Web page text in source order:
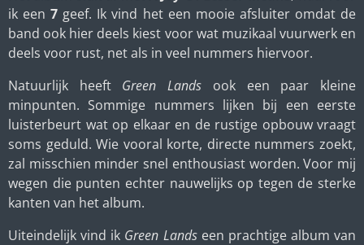
ik een7 geef. Ik vind het een mooie afsluiter omdat de
band ook hier deels kiest voor wat muzikaal vuurwerk en
deels voor rust, net als in veel nummers hiervoor.
Natuurlijk heeft Green Lands ook een paar kleine
minpunten. Sommige nummers lijken bij een eerste
luisterbeurt wat op elkaar en de rustige opbouw vraagt
soms geduld. Wie vooral korte, directe nummers zoekt,
zal misschien minder snel enthousiast worden. Voor mij
wegen die punten echter nauwelijks op tegen de sterke
kanten van het album.
Uiteindelijk vind ik Green Landseen prachtige album van